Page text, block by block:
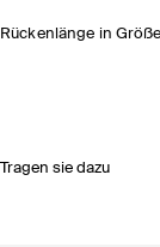
Rückenlänge in
Tragen sie dazu